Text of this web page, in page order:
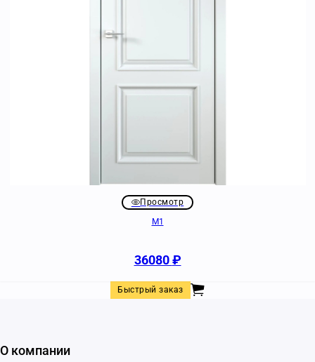
Просмотр
M1
36080₽
Быстрый заказ
О компании